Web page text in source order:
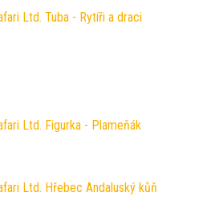
Ltd. Tuba - Rytíři a draci
Ltd. Figurka - Plameňák
Ltd. Hřebec Andaluský kůň